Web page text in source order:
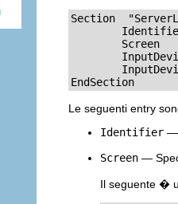
Section
Screen
EndSection
Le seguenti entry
Identifier —
Screen —
Il seguente �